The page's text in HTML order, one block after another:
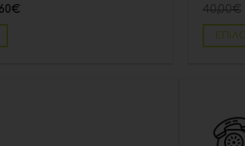
€
40,00€